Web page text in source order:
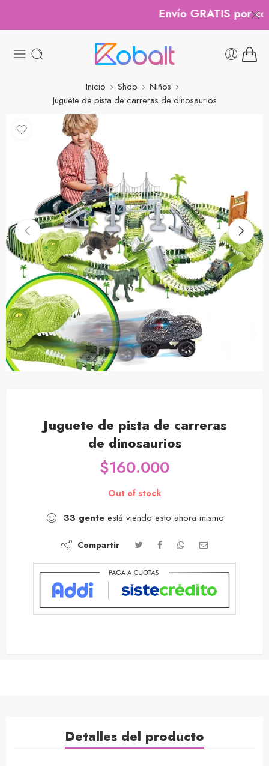
Envío GRATIS por
Inicio Shop
Niños
Juguete de pista de carreras de dinosaurios
Juguete de pista de carreras
de dinosaurios
$160.000
Out of stock
33 genteestá viendo esto ahora mismo
Compartir
Detalles del producto